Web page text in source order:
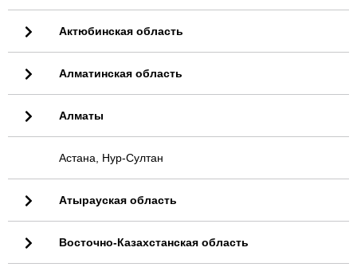
Актюбинская область
Алматинская область
Алматы
Астана, Нур-Султан
Атырауская область
Восточно-Казахстанская область